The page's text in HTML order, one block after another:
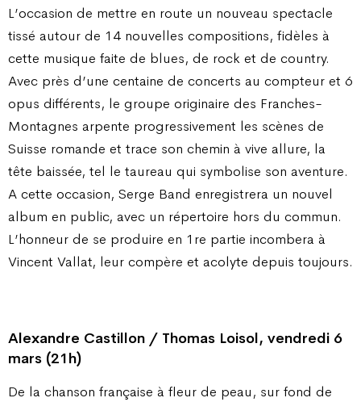
L’occasion de mettre en route un nouveau spectacle
tissé autour de 14 nouvelles compositions, fidèles à
cette musique faite de blues, de rock et de country.
Avec près d’une centaine de concerts au compteur et 6
opus différents, le groupe originaire des Franches-
Montagnes arpente progressivement les scènes de
Suisse romande et trace son chemin à vive allure, la
tête baissée, tel le taureau qui symbolise son aventure.
A cette occasion, Serge Band enregistrera un nouvel
album en public, avec un répertoire hors du commun.
L’honneur de se produire en 1re partie incombera à
Vincent Vallat, leur compère et acolyte depuis toujours.
Alexandre Castillon / Thomas Loisol, vendredi 6
mars (21h)
De la chanson française à fleur de peau, sur fond de